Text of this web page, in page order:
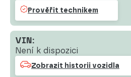
Prověřit technikem
VIN:
Není k dispozici
Zobrazit historii vozidla